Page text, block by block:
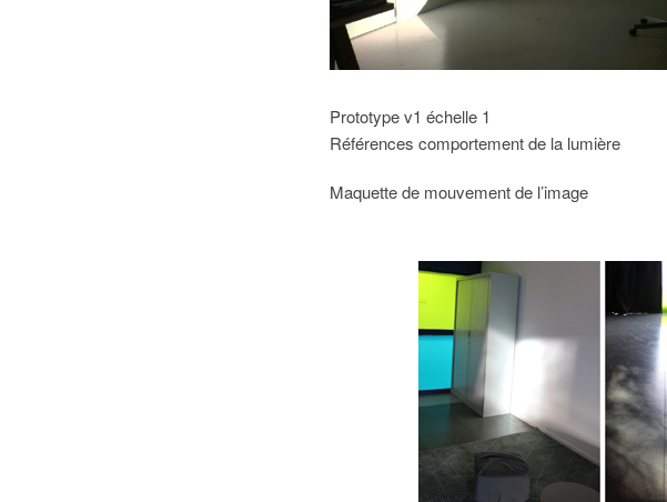
Prototype v1 échelle 1
Références comportement de la lumière
Maquette de mouvement de l’image